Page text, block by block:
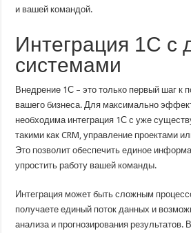
и вашей командой.
Интеграция 1С с
системами
Внедрение 1С – это только первый шаг к
вашего бизнеса. Для максимально
необходима интеграция 1С с уже
такими как CRM, управление проектами
Это позволит обеспечить единое
упростить работу вашей команды.
Интеграция может быть сложным
получаете единый поток данных и
анализа и прогнозирования